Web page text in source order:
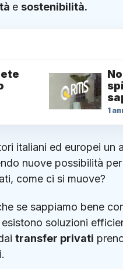
e sostenibilità.
1
italiani ed europei un
nuove possibilità per
come ci si muove?
se sappiamo bene
soluzioni
transfer privati